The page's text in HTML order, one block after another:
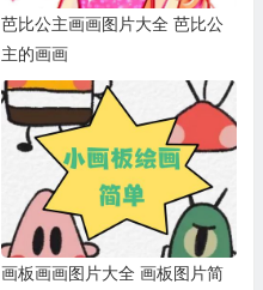
芭比公主画画图片大全 芭比公
主的画画
画板画画图片大全 画板图片简